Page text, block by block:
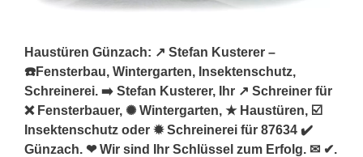
Haustüren Günzach: ↗️ Stefan Kusterer –
☎️Fensterbau, Wintergarten, Insektenschutz,
Schreinerei. ➡️ Stefan Kusterer, Ihr ↗️ Schreiner für
❌ Fensterbauer, ✺ Wintergarten, ★ Haustüren, ☑️
Insektenschutz oder ✹ Schreinerei für 87634 ✔️
Günzach. ❤ Wir sind Ihr Schlüssel zum Erfolg. ✉ ✔.